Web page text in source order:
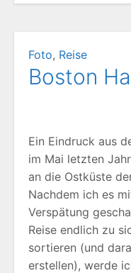
Foto, Reise
Boston
Ein Eindruck aus
im Mai letzten
an die Ostküste
Nachdem ich es
Verspätung
Reise endlich zu
sortieren (und
erstellen), werde